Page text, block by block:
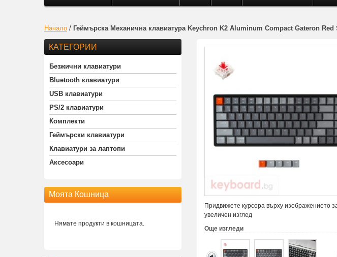
Начало / Геймърска Механична клавиатура Keychron K2 Aluminum Compact Gateron
Придвижете курсора върху изображението
увеличен изглед
Още изгледи
КАТЕГОРИИ
Безжични клавиатури
Bluetooth клавиатури
USB клавиатури
PS/2 клавиатури
Комплекти
Геймърски клавиатури
Клавиатури за лаптопи
Аксесоари
Моята Кошница
Нямате продукти в кошницата.